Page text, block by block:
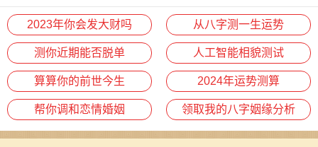
2023年你会发大财吗 从八字测一生运势
测你近期能否脱单 人工智能相貌测试
算算你的前世今生 2024年运势测算
帮你调和恋情婚姻 领取我的八字姻缘分析